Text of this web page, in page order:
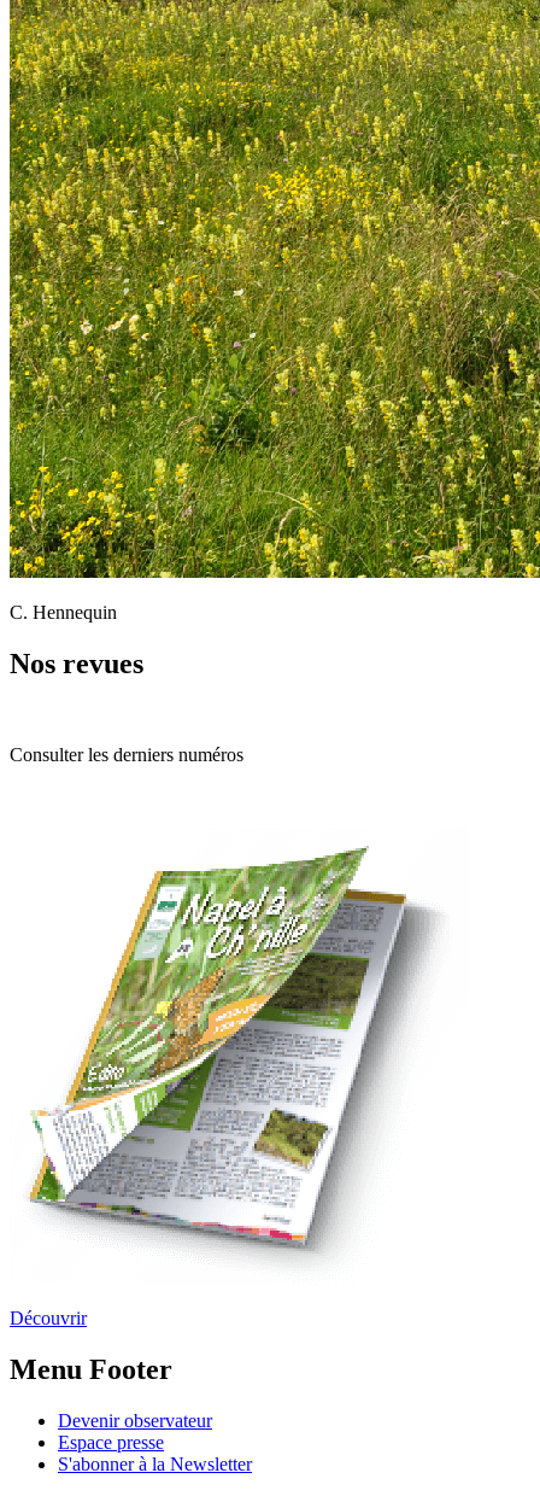
C. Hennequin
Nos revues
Consulter les derniers numéros
Découvrir
Menu Footer
Devenir observateur
Espace presse
S'abonner à la Newsletter